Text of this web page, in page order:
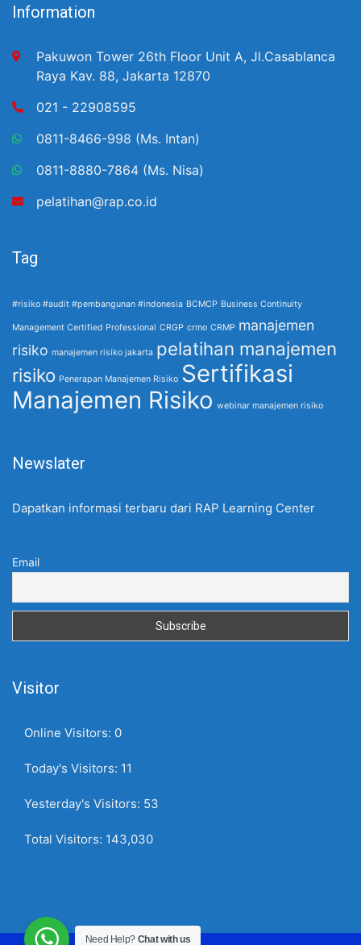
Information
Pakuwon Tower 26th Floor Unit A, Jl.Casablanca
Raya Kav. 88, Jakarta 12870
021 - 22908595
0811-8466-998 (Ms. Intan)
0811-8880-7864 (Ms. Nisa)
pelatihan@rap.co.id
Tag
#risiko #audit #pembangunan #indonesia BCMCP Business Continuity
Management Certified Professional CRGP crmo CRMP manajemen
risiko manajemen risiko jakarta pelatihan manajemen
risiko Penerapan Manajemen Risiko Sertifikasi
Manajemen Risiko webinar manajemen risiko
Newslater
Dapatkan informasi terbaru dari RAP Learning Center
Email
Visitor
Online Visitors: 0
Today's Visitors: 11
Yesterday's Visitors: 53
Total Visitors: 143,030
Need Help? Chat with us